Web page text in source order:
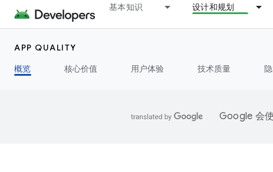
基本知识 设计和规划
APP QUALITY
概览
核心价值 用户体验 技术质量
Google 会